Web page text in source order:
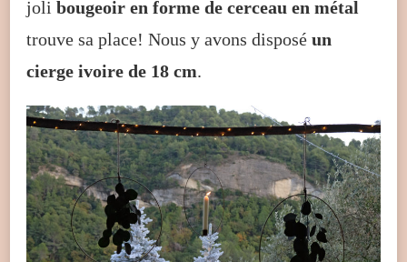
joli bougeoir en forme de cerceau en métal
trouve sa place! Nous y avons disposé un
cierge ivoire de 18 cm.